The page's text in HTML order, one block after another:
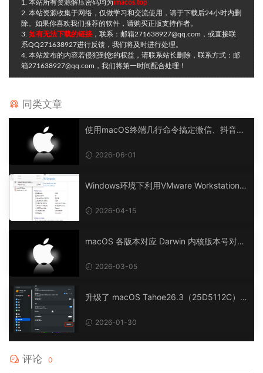
1. 本站所有资源解压密码均为imacos.top
2. 本站资源收集于网络，仅做学习和交流使用，请于下载后24小时内删
除。如果你喜欢我们推荐的软件，请购买正版支持作者。
3. 如有无法下载的链接 ，联系：邮箱271638927@qq.com，或直接联
系QQ271638927进行反馈，我们将及时进行处理。
4. 本站发布的内容若侵犯到您的权益，请联系站长删除，联系方式：邮
箱271638927@qq.com，我们将第一时间配合处理！
同类文章
使用macOS终端几行命令搞定微信、抖音等
2026-06-01
Windows环境下利用VMware Workstation P
acOS黑苹果OpenCore引导，兼容 Tahoe、
2026-04-15
macOS 各版本对应 Darwin 内核版本号对照
2026-03-05
升级了 macOS Tahoe26.3（25D5112C）B
3cm的点状长方形
2026-01-30
评论 0